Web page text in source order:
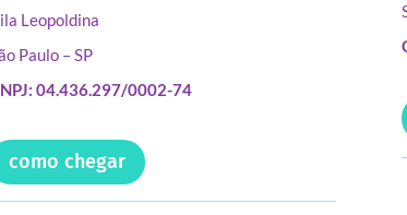
Leopoldina
Paulo – SP
04.436.297/0002-74
como chegar